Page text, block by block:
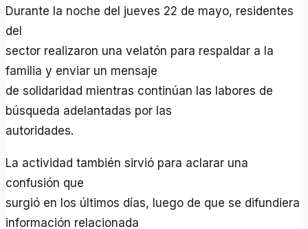
Durante la noche del jueves 22 de mayo, residentes
del
sector realizaron una velatón para respaldar a la
familia y enviar un mensaje
de solidaridad mientras continúan las labores de
búsqueda adelantadas por las
autoridades.
La actividad también sirvió para aclarar una
confusión que
surgió en los últimos días, luego de que se difundiera
información relacionada